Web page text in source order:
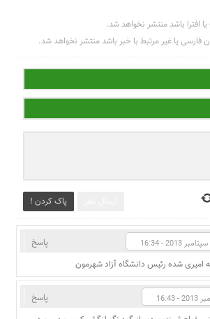
افترا باشد منتشر نخواهد شد.
فارسی یا غیر مرتبط با خبر باشد منتشر نخواهد شد.
پاک کردن !
پاسخ
امیری شده رئیس دانشگاه آزاد شهرمون
پاسخ